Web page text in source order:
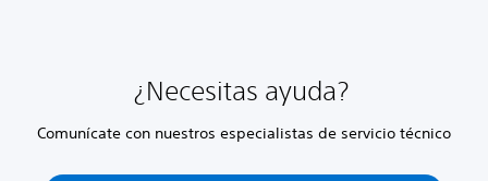
¿Necesitas ayuda?
Comunícate con nuestros especialistas de servicio técnico